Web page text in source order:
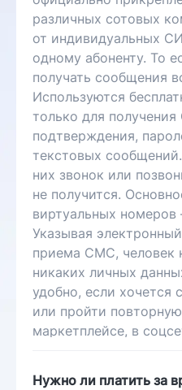
различных сотовых
от индивидуальных
одному абоненту. То
получать сообщения
Используются
только для
подтверждения,
текстовых
них звонок или
не получится.
виртуальных номеров
Указывая
приема СМС, человек
никаких личных
удобно, если хочется
или пройти
маркетплейсе, в
Нужно ли платить за